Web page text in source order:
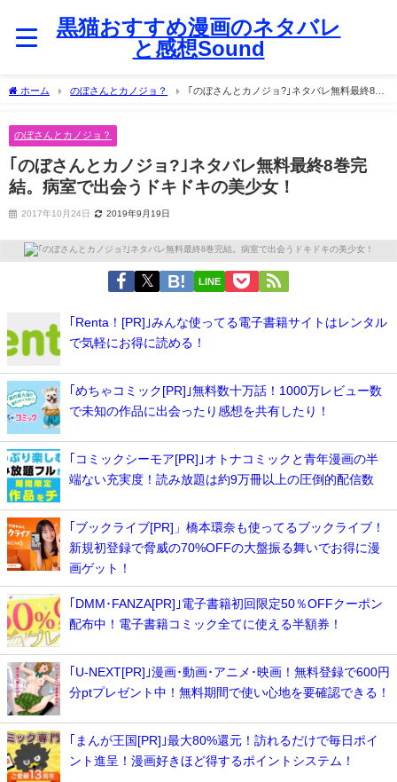
黒猫おすすめ漫画のネタバレ
と感想Sound
ホーム のぼさんとカノジョ？
｢のぼさんとカノジョ?｣ネタバレ無料最終8巻
のぼさんとカノジョ？
｢のぼさんとカノジョ?｣ネタバレ無料最終8巻完
結。病室で出会うドキドキの美少女！
2017年10月24日 2019年9月19日
LINE
｢Renta！[PR]｣みんな使ってる電子書籍サイトはレンタル
で気軽にお得に読める！
｢めちゃコミック[PR]｣無料数十万話！1000万レビュー数
で未知の作品に出会ったり感想を共有したり！
｢コミックシーモア[PR]｣オトナコミックと青年漫画の半
端ない充実度！読み放題は約9万冊以上の圧倒的配信数
｢ブックライブ[PR]」橋本環奈も使ってるブックライブ！
新規初登録で脅威の70%OFFの大盤振る舞いでお得に漫
画ゲット！
｢DMM･FANZA[PR]｣電子書籍初回限定50％OFFクーポン
配布中！電子書籍コミック全てに使える半額券！
｢U-NEXT[PR]｣漫画･動画･アニメ･映画！無料登録で600円
分ptプレゼント中！無料期間で使い心地を要確認できる！
｢まんが王国[PR]｣最大80%還元！訪れるだけで毎日ポイ
ント進呈！漫画好きほど得するポイントシステム！